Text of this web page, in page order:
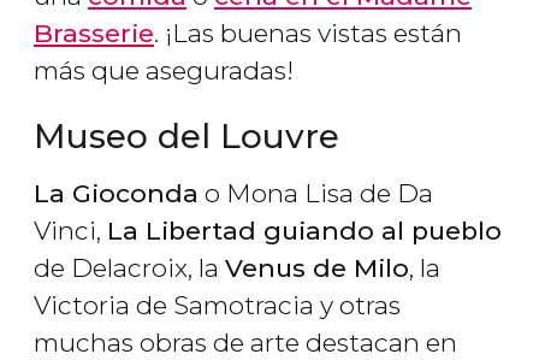
Brasserie. ¡Las buenas vistas están
más que aseguradas!
Museo del Louvre
La Gioconda o Mona Lisa de Da
Vinci, La Libertad guiando al pueblo
de Delacroix, la Venus de Milo, la
Victoria de Samotracia y otras
muchas obras de arte destacan en